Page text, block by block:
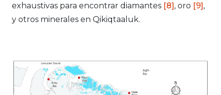
exhaustivas para encontrar diamantes [8], oro [9],
y otros minerales en Qikiqtaaluk.